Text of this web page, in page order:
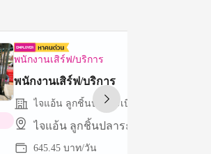
พนักงานเสิร์ฟ/บริการ
พนักงานเสิร์ฟ/บริการ
ไจแอ้น ลูกชิ้นปลาระเบิด
ไจแอ้น ลูกชิ้นปลาระเบิด
645.45 บาท/วัน